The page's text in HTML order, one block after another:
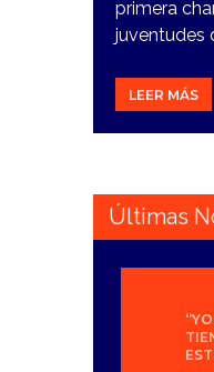
primera
juventudes
LEER MÁS
Últimas